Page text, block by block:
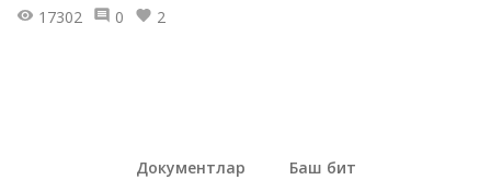
17302
0 2
Документлар Баш бит